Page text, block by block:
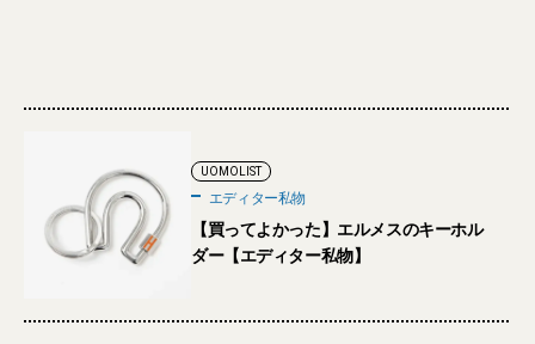
UOMOLIST
エディター私物
【買ってよかった】エルメスのキーホル
ダー【エディター私物】